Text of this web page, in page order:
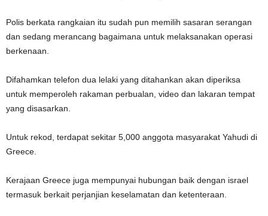
Polis berkata rangkaian itu sudah pun memilih sasaran serangan
dan sedang merancang bagaimana untuk melaksanakan operasi
berkenaan.
Difahamkan telefon dua lelaki yang ditahankan akan diperiksa
untuk memperoleh rakaman perbualan, video dan lakaran tempat
yang disasarkan.
Untuk rekod, terdapat sekitar 5,000 anggota masyarakat Yahudi di
Greece.
Kerajaan Greece juga mempunyai hubungan baik dengan israel
termasuk berkait perjanjian keselamatan dan ketenteraan.